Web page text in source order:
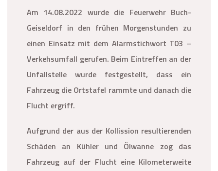
Am 14.08.2022 wurde die Feuerwehr Buch-
Geiseldorf in den frühen Morgenstunden zu
einen Einsatz mit dem Alarmstichwort T03 –
Verkehsumfall gerufen. Beim Eintreffen an der
Unfallstelle wurde festgestellt, dass ein
Fahrzeug die Ortstafel rammte und danach die
Flucht ergriff.
Aufgrund der aus der Kollission resultierenden
Schäden an Kühler und Ölwanne zog das
Fahrzeug auf der Flucht eine Kilometerweite